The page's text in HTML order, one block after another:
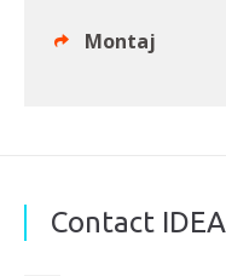
Montaj
Contact